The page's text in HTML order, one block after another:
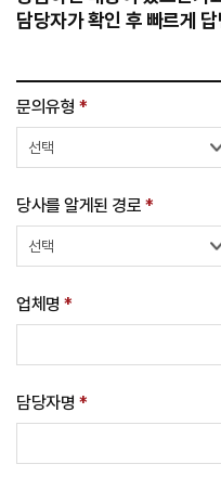
담당자가 확인 후 빠르게
문의유형 *
당사를 알게된 경로*
업체명*
담당자명 *